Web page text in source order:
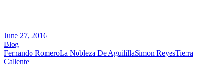
June 27, 2016
Blog
Fernando RomeroLa Nobleza De AguilillaSimon ReyesTierra
Caliente